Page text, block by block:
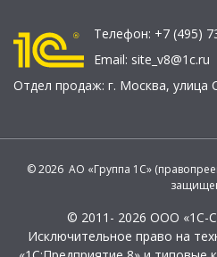
Телефон: +7 (495)
Email: site_v8@1c.ru
Отдел продаж: г. Москва, улица
© 2026 АО «Группа 1С»
© 2011- 2026 ООО «1С-
Исключительное право на